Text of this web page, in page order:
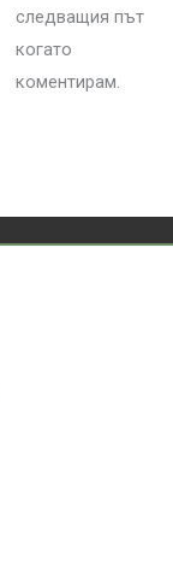
следващия път
когато
коментирам.